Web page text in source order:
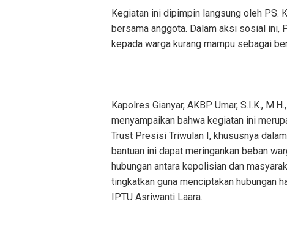
Kegiatan ini dipimpin langsung oleh PS.
bersama anggota. Dalam aksi sosial ini,
kepada warga kurang mampu sebagai
Kapolres Gianyar, AKBP Umar, S.I.K.,
menyampaikan bahwa kegiatan ini
Trust Presisi Triwulan I, khususnya
bantuan ini dapat meringankan beban
hubungan antara kepolisian dan
tingkatkan guna menciptakan hubungan
IPTU Asriwanti Laara.